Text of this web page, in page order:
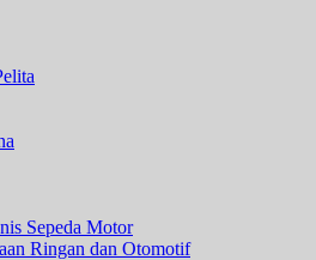
Sepeda Motor
Ringan dan Otomotif